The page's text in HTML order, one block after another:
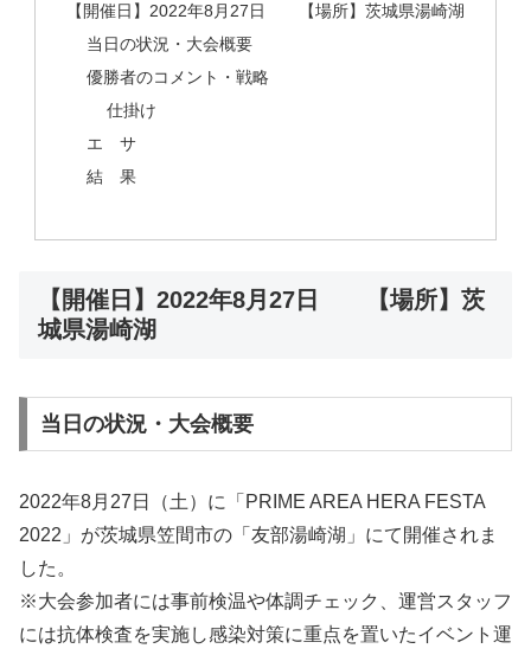
【開催日】2022年8月27日 【場所】茨城県湯崎湖
当日の状況・大会概要
優勝者のコメント・戦略
仕掛け
エ サ
結 果
【開催日】2022年8月27日 【場所】茨
城県湯崎湖
当日の状況・大会概要
2022年8月27日（土）に「PRIME AREA HERA FESTA
2022」が茨城県笠間市の「友部湯崎湖」にて開催されま
した。
※大会参加者には事前検温や体調チェック、運営スタッフ
には抗体検査を実施し感染対策に重点を置いたイベント運